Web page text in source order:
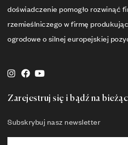
doświadczenie pomogło rozwinąć
rzemieślniczego w firmę
ogrodowe o silnej europejskiej
Zarejestruj się i bądź na
Subskrybuj nasz newsletter